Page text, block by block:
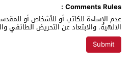
Comments Rules :
عدم الإساءة للكاتب أو للأشخاص أو
الالهية. والابتعاد عن التحريض الطائفي